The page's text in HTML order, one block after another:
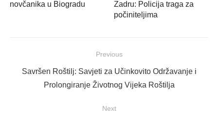
novčanika u Biogradu
Zadru: Policija traga za
počiniteljima
objava
Previous
Previous
Savršen Roštilj: Savjeti za Učinkovito Održavanje i
Prolongiranje Životnog Vijeka Roštilja
Next